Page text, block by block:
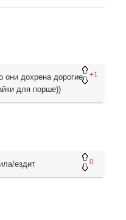
+1
они дохрена дорогие,
для порше))
0
ездит